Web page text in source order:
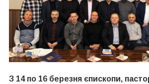
З 14 по 16 березня єпископи,